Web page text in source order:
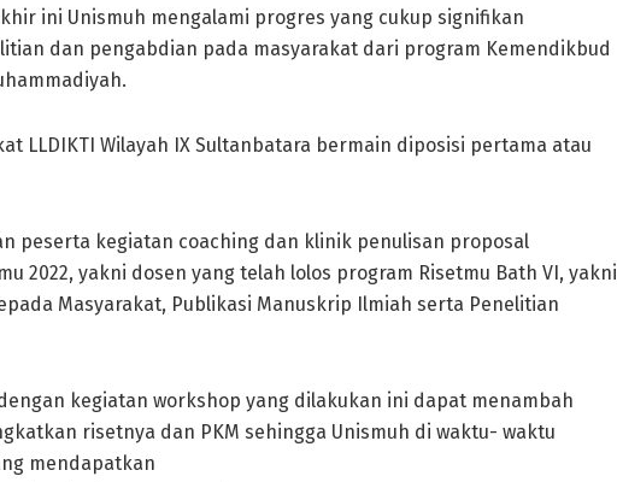
ini Unismuh mengalami progres yang cukup signifikan
dan pengabdian pada masyarakat dari program Kemendikbud
LLDIKTI Wilayah IX Sultanbatara bermain diposisi pertama atau
peserta kegiatan coaching dan klinik penulisan proposal
2022, yakni dosen yang telah lolos program Risetmu Bath VI, yakni
Masyarakat, Publikasi Manuskrip Ilmiah serta Penelitian
kegiatan workshop yang dilakukan ini dapat menambah
risetnya dan PKM sehingga Unismuh di waktu- waktu
mendapatkan